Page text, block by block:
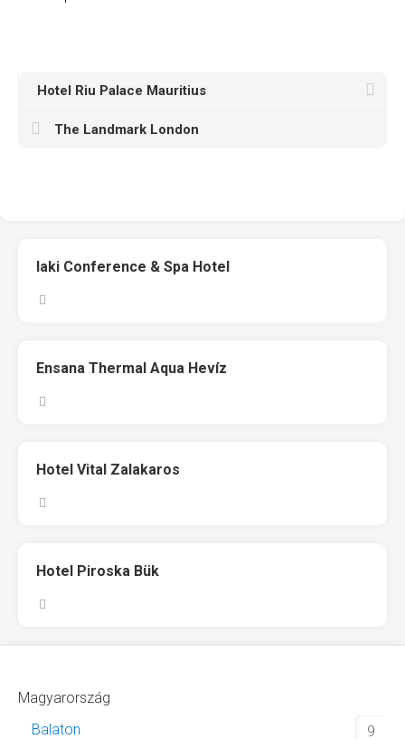
Hotel Riu Palace Mauritius
The Landmark London
Iaki Conference & Spa Hotel
Ensana Thermal Aqua Hevíz
Hotel Vital Zalakaros
Hotel Piroska Bük
Magyarország
Balaton
9